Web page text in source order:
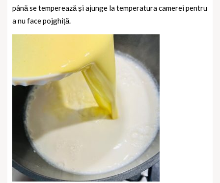
până se temperează și ajunge la temperatura camerei pentru
a nu face pojghiță.